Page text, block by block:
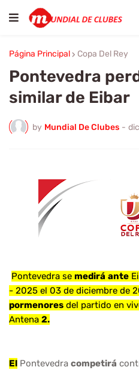
Página Principal Copa Del Rey
Pontevedra
similar de Eibar
by Mundial De Clubes -
Pontevedra se medirá ante
- 2025 el 03 de diciembre de
pormenores del partido en
Antena 2.
El Pontevedra competirá